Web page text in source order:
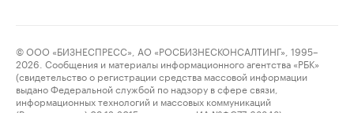
© ООО «БИЗНЕСПРЕСС», АО «РОСБИЗНЕСКОНСАЛТИНГ», 1995–
2026. Сообщения и материалы информационного агентства «РБК»
(свидетельство о регистрации средства массовой информации
выдано Федеральной службой по надзору в сфере связи,
информационных технологий и массовых коммуникаций